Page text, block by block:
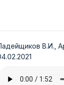
В.И.,